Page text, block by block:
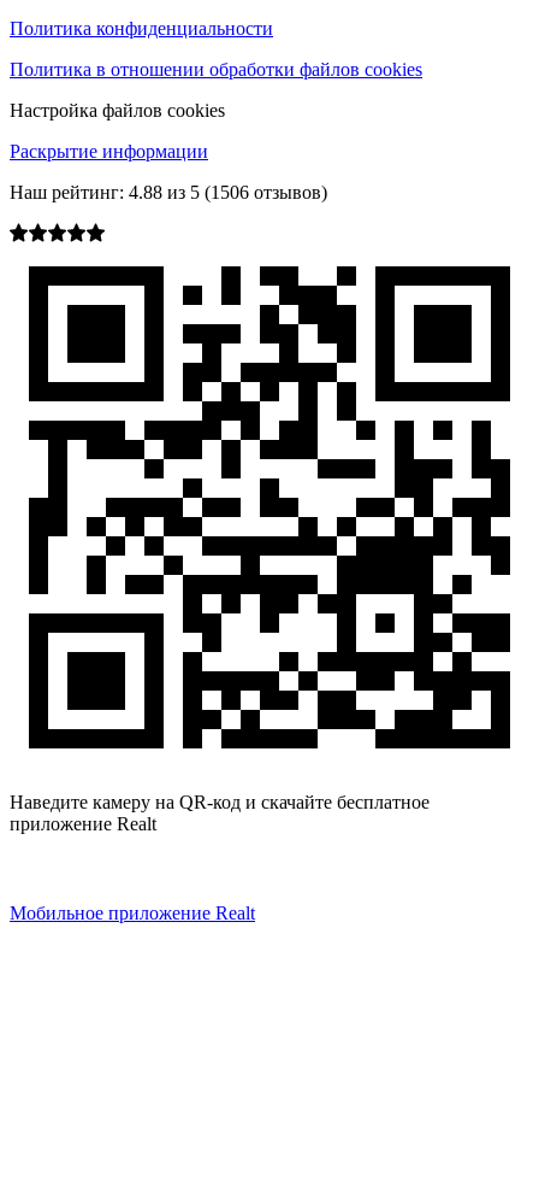
Политика конфиденциальности
Политика в отношении обработки файлов cookies
Настройка файлов cookies
Раскрытие информации
Наш рейтинг: 4.88 из 5 (1506 отзывов)
Наведите камеру на QR-код и скачайте бесплатное
приложение Realt
Мобильное приложение Realt